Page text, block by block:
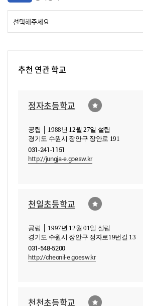
추천 연관 학교
정자초등학교
공립 │ 1988년 12월 27일 설립
경기도 수원시 장안구 장안로 191
031-241-1151
http://jungja-e.goesw.kr
천일초등학교
공립 │ 1997년 12월 01일 설립
경기도 수원시 장안구 정자로19번길 13
031-548-5200
http://cheonil-e.goesw.kr
천천초등학교